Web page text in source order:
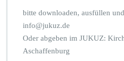
bitte downloaden, ausfüllen
info@jukuz.de
Oder abgeben im JUKUZ:
Aschaffenburg